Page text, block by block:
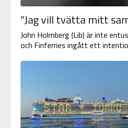
”Jag vill tvätta mitt
John Holmberg (Lib) är inte
och Finferries ingått ett